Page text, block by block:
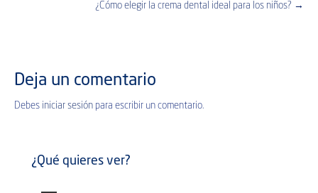
navigation
¿Cómo elegir la crema dental ideal para los niños? →
Deja un comentario
Debes iniciar sesión para escribir un comentario.
¿Qué quieres ver?